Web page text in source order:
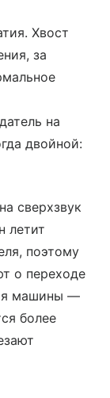
Хвост
за
на
двойной:
сверхзвук
летит
поэтому
о переходе
машины —
более